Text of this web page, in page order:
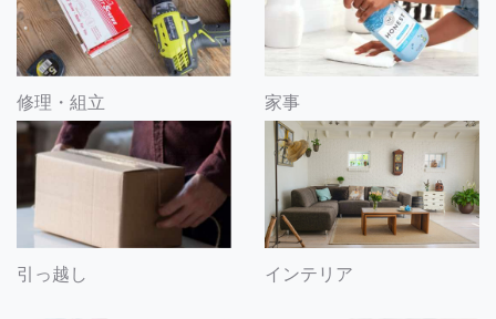
修理・組立 家事
引っ越し インテリア